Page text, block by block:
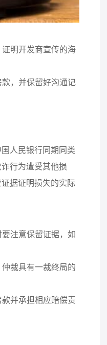
明开发商宣传的海
，并保留好沟通记
人民银行同期同类
行为遭受其他损
据证明损失的实际
注意保留证据，如
裁具有一裁终局的
并承担相应赔偿责